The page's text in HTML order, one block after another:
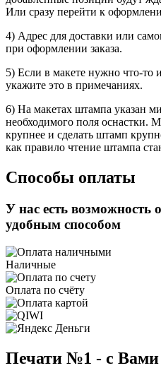
Или сразу перейти к
4) Адрес для доставки или
при оформлении заказа.
5) Если в макете нужно что-то
укажите это в примечаниях.
6) На макетах штампа указан
необходимого поля оснастки.
крупнее и сделать штамп
как правило чтение штампа
Способы оплаты
У нас есть возможность
удобным способом
Наличные
Оплата по счёту
Печати №1 - с Вами